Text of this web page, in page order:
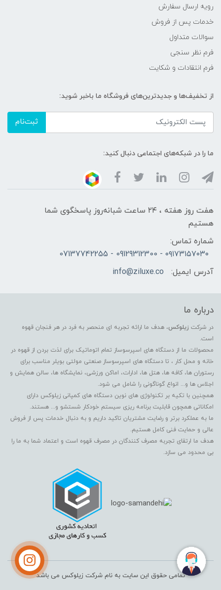
رویه ارسال سفارش
خدمات پس از فروش
سوالات متداول
فرم نظر سنجی
فرم انتقادات و شکایت
از تخفیف‌ها و جدیدترین‌های فروشگاه ما باخبر شوید:
ثبت‌نام
ما را در شبکه‌های اجتماعی دنبال کنید:
هفت روز هفته ، ۲۴ ساعت شبانه‌روز پاسخگوی شما
هستیم
شماره تماس:
۰۹۱۷۳۱۵۷۰۳۰ - 09129312300 - 07137742255
آدرس ایمیل:
info@ziluxe.co
درباره ما
در شرکت زیلوکس، هدف ما ارائه تجربه ای منحصر به فرد در هر فنجان قهوه
است.
محصولات ما از دستگاه های اسپرسوساز تمام اتوماتیک برای لذت بردن از قهوه در
خانه و محل کار ، تا دستگاه های اسپرسوساز صنعتی مولتی بویلر مناسب برای
رستوران ها، کافه ها، هتل ها، ادارات، اماکن ورزشی، نمایشگاه ها، سالن همایش و
اجلاس ها و... انواع گوناگونی را شامل می شود.
همچنین با تکیه بر تکنولوژی های نوین دستگاه های کمپانی زیلوکس دارای
امکاناتی همچون قابلیت برنامه ریزی سیستم خودکار شستشو و... هستند.
ما به عملکرد برتر و رضایت مشتریان تاکید داریم و به دنبال خدمات پس از فروش
عالی و حمایت فنی کامل هستیم.
هدف ما ارتقای تجربه مصرف کنندگان در مصرف قهوه است و اعتماد شما به ما را
بی محدود می سازد.
تمامی حقوق این سایت به نام شرکت زیلوکس می باشد